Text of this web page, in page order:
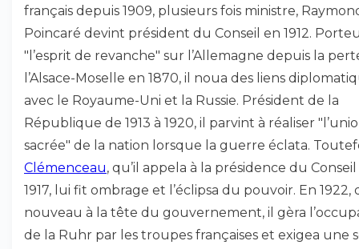
français depuis 1909, plusieurs fois ministre,
Poincaré devint président du Conseil en 1912.
"l’esprit de revanche" sur l’Allemagne depuis la
l’Alsace-Moselle en 1870, il noua des liens
avec le Royaume-Uni et la Russie. Président de la
République de 1913 à 1920, il parvint à réaliser
sacrée" de la nation lorsque la guerre éclata.
Clémenceau, qu’il appela à la présidence du
1917, lui fit ombrage et l’éclipsa du pouvoir. En 1922,
nouveau à la tête du gouvernement, il gèra
de la Ruhr par les troupes françaises et exigea une